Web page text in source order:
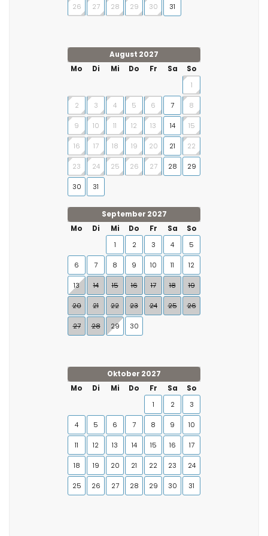
26 27 28 29 30 31
August 2027
Mo
Di Mi Do Fr Sa
So
1
2 3 4 5 6 7 8
9 10 11 12 13 14 15
16 17 18 19 20 21 22
23 24 25 26 27 28 29
30 31
September 2027
Mo
Di Mi Do Fr Sa
So
1
2 3 4 5
6 7 8 9 10 11 12
13 14 15 16 17 18 19
20 21 22 23 24 25 26
27 28 29 30
Oktober 2027
Mo
Di Mi Do Fr Sa
So
1
2 3
4 5 6 7 8 9 10
11 12 13 14 15 16 17
18 19 20 21 22 23 24
25 26 27 28 29 30 31